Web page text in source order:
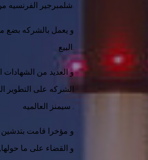
شلمبرجير الفرنسيه من خلال عقد لنقل التكنولوجيا والمستمر حتى تاريخه.
و يعمل بالشركه بضع
البيع.
الشركه على التطوير
سيمنز العالميه .